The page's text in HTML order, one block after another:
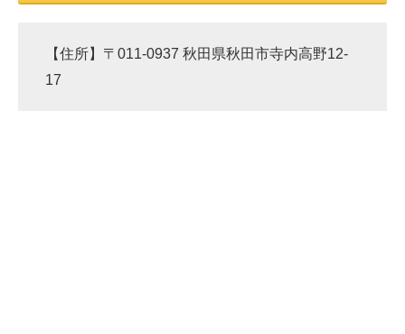
【住所】〒011-0937 秋田県秋田市寺内高野12-
17